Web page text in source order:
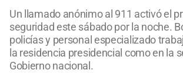
Un llamado anónimo al 911 activó el
seguridad este sábado por la noche.
policías y personal especializado
la residencia presidencial como en la
Gobierno nacional.